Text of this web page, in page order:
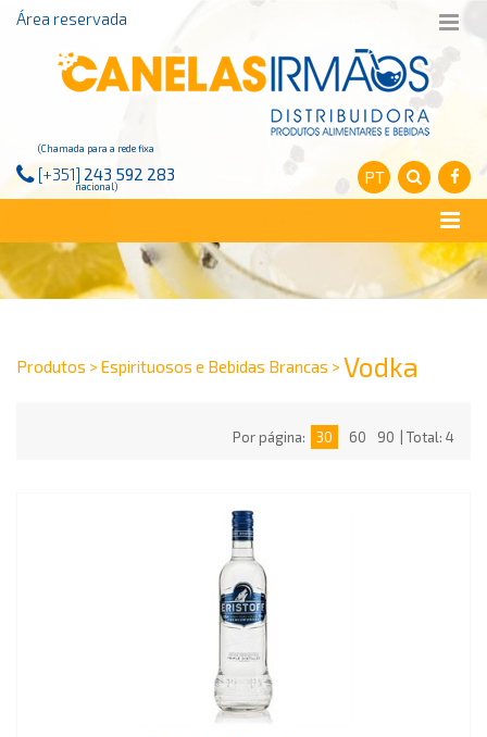
Área reservada
PT
[+351] 243 592 283
(Chamada para a rede fixa
nacional)
Produtos > Espirituosos e Bebidas Brancas > Vodka
Por página: 30 60 90 | Total: 4